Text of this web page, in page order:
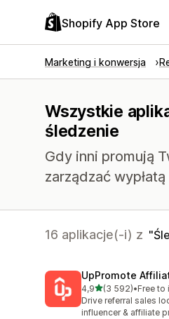
Shopify App Store
Marketing i konwersja
Wszystkie
śledzenie
Gdy inni promują
zarządzać
16 aplikacje(-i) z
UpPromote
4,9na 5 gwiazdek
(3 592)
Łączna liczba•Free to
Drive referral sales
influencer & affiliate